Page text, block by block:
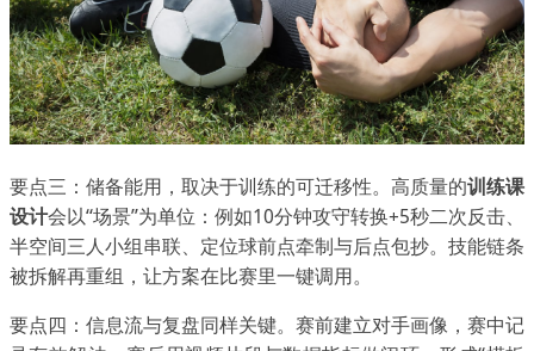
要点三：储备能用，取决于训练的可迁移性。高质量的训练课
设计会以“场景”为单位：例如10分钟攻守转换+5秒二次反击、
半空间三人小组串联、定位球前点牵制与后点包抄。技能链条
被拆解再重组，让方案在比赛里一键调用。
要点四：信息流与复盘同样关键。赛前建立对手画像，赛中记